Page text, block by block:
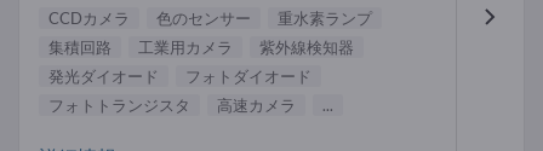
CCDカメラ 色のセンサー
重水素ランプ
集積回路
工業用カメラ
紫外線検知器
発光ダイオード
フォトダイオード
フォトトランジスタ
高速カメラ ...